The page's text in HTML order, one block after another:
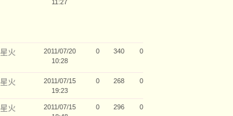
11:27
星火
2011/07/20
10:28
0 340 0
星火
2011/07/15
19:23
0 268 0
星火
2011/07/15
0 296 0